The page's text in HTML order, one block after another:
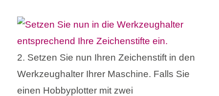
2. Setzen Sie nun Ihren Zeichenstift in den
Werkzeughalter Ihrer Maschine. Falls Sie
einen Hobbyplotter mit zwei